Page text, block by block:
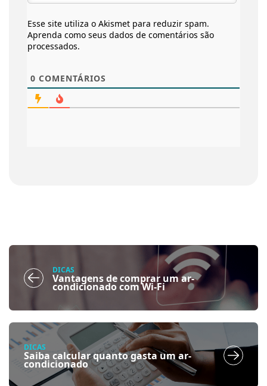
Esse site utiliza o Akismet para reduzir spam.
Aprenda como seus dados de comentários são
processados.
0 COMENTÁRIOS
DICAS
Vantagens de comprar um ar-
condicionado com Wi-Fi
DICAS
Saiba calcular quanto gasta um ar-
condicionado